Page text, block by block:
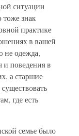
ситуации
тоже знак
практике
в вашей
не одежда,
поведения в
а старшие
где есть
семье было